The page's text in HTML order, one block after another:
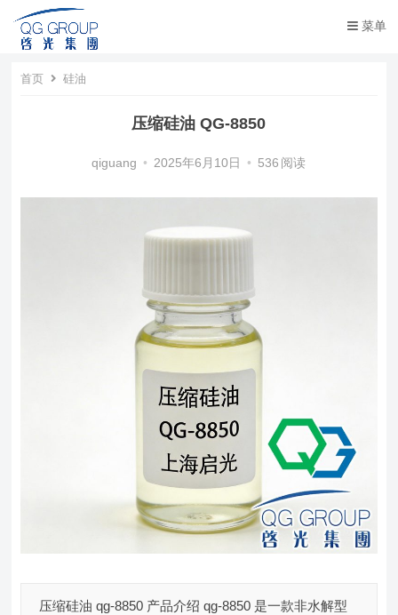
菜单
首页 硅油
压缩硅油 QG-8850
qiguang • 2025年6月10日 • 536 阅读
压缩硅油 qg-8850 产品介绍 qg-8850 是一款非水解型